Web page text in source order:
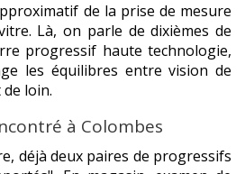
de la prise de mesure
Là, on parle de dixièmes de
progressif haute technologie,
les équilibres entre vision de
loin.
à Colombes
déjà deux paires de progressifs